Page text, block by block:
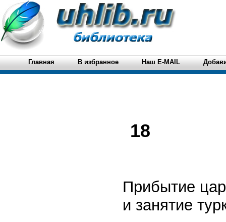
Главная В избранное Наш E-MAIL
18
Прибытие
и занятие